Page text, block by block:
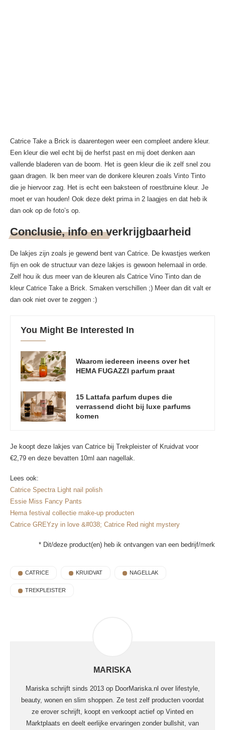
Catrice Take a Brick is daarentegen weer een compleet andere kleur.
Een kleur die wel echt bij de herfst past en mij doet denken aan
vallende bladeren van de boom. Het is geen kleur die ik zelf snel zou
gaan dragen. Ik ben meer van de donkere kleuren zoals Vinto Tinto
die je hiervoor zag. Het is echt een baksteen of roestbruine kleur. Je
moet er van houden! Ook deze dekt prima in 2 laagjes en dat heb ik
dan ook op de foto’s op.
Conclusie, info en verkrijgbaarheid
De lakjes zijn zoals je gewend bent van Catrice. De kwastjes werken
fijn en ook de structuur van deze lakjes is gewoon helemaal in orde.
Zelf hou ik dus meer van de kleuren als Catrice Vino Tinto dan de
kleur Catrice Take a Brick. Smaken verschillen ;) Meer dan dit valt er
dan ook niet over te zeggen :)
You Might Be Interested In
Waarom iedereen ineens over het
HEMA FUGAZZI parfum praat
15 Lattafa parfum dupes die
verrassend dicht bij luxe parfums
komen
Je koopt deze lakjes van Catrice bij Trekpleister of Kruidvat voor
€2,79 en deze bevatten 10ml aan nagellak.
Lees ook:
Catrice Spectra Light nail polish
Essie Miss Fancy Pants
Hema festival collectie make-up producten
Catrice GREYzy in love &#038; Catrice Red night mystery
* Dit/deze product(en) heb ik ontvangen van een bedrijf/merk
CATRICE KRUIDVAT NAGELLAK
TREKPLEISTER
MARISKA
Mariska schrijft sinds 2013 op DoorMariska.nl over lifestyle,
beauty, wonen en slim shoppen. Ze test zelf producten voordat
ze erover schrijft, koopt en verkoopt actief op Vinted en
Marktplaats en deelt eerlijke ervaringen zonder bullshit, van